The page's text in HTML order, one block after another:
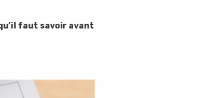
faut savoir avant